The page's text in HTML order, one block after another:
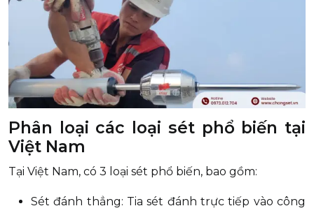
Phân loại các loại sét phổ biến tại
Việt Nam
Tại Việt Nam, có 3 loại sét phổ biến, bao gồm:
Sét đánh thẳng: Tia sét đánh trực tiếp vào công